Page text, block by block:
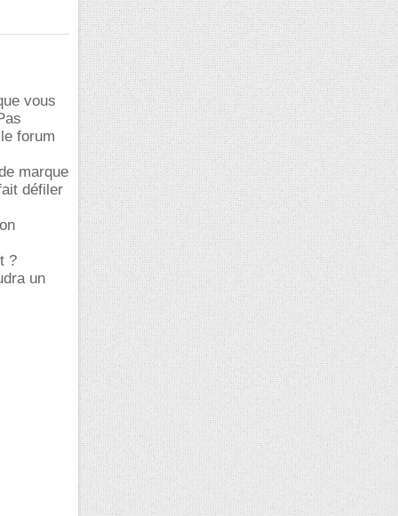
vous
forum
marque
défiler
?
un